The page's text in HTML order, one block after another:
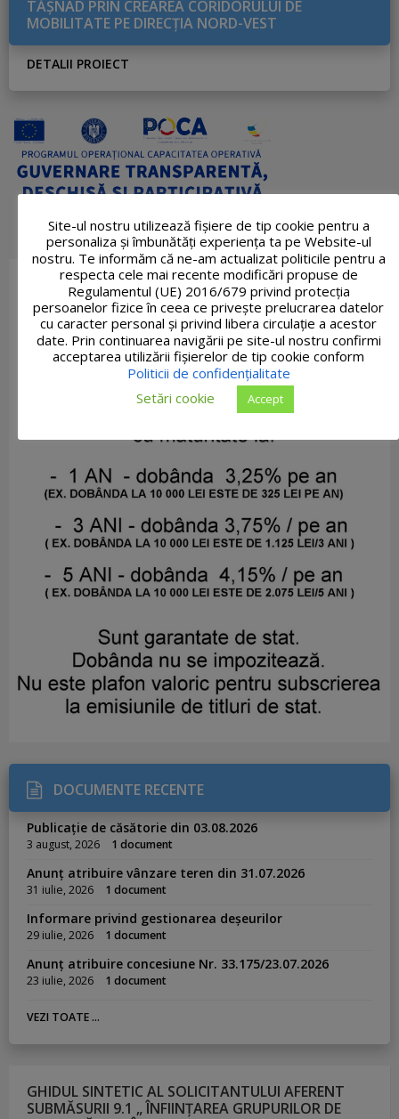
TĂŞNAD PRIN CREAREA CORIDORULUI DE
MOBILITATE PE DIRECŢIA NORD-VEST
DETALII PROIECT
DOCUMENTE RECENTE
Publicație de căsătorie din 03.08.2026
3 august, 2026 1 document
Anunț atribuire vânzare teren din 31.07.2026
31 iulie, 2026 1 document
Informare privind gestionarea deșeurilor
29 iulie, 2026 1 document
Anunț atribuire concesiune Nr. 33.175/23.07.2026
23 iulie, 2026 1 document
VEZI TOATE ...
GHIDUL SINTETIC AL SOLICITANTULUI AFERENT
SUBMĂSURII 9.1 „ ÎNFIINȚAREA GRUPURILOR DE
Site-ul nostru utilizează fişiere de tip cookie pentru a
personaliza și îmbunătăți experiența ta pe Website-ul
nostru. Te informăm că ne-am actualizat politicile pentru a
respecta cele mai recente modificări propuse de
Regulamentul (UE) 2016/679 privind protecția
persoanelor fizice în ceea ce privește prelucrarea datelor
cu caracter personal și privind libera circulație a acestor
date. Prin continuarea navigării pe site-ul nostru confirmi
acceptarea utilizării fişierelor de tip cookie conform
Politicii de confidențialitate
Setări cookie
Accept